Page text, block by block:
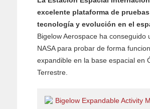
excelente plataforma de
tecnología y evolución en el
Bigelow Aerospace ha conseguido
NASA para probar de forma
expandible en la base espacial en
Terrestre.